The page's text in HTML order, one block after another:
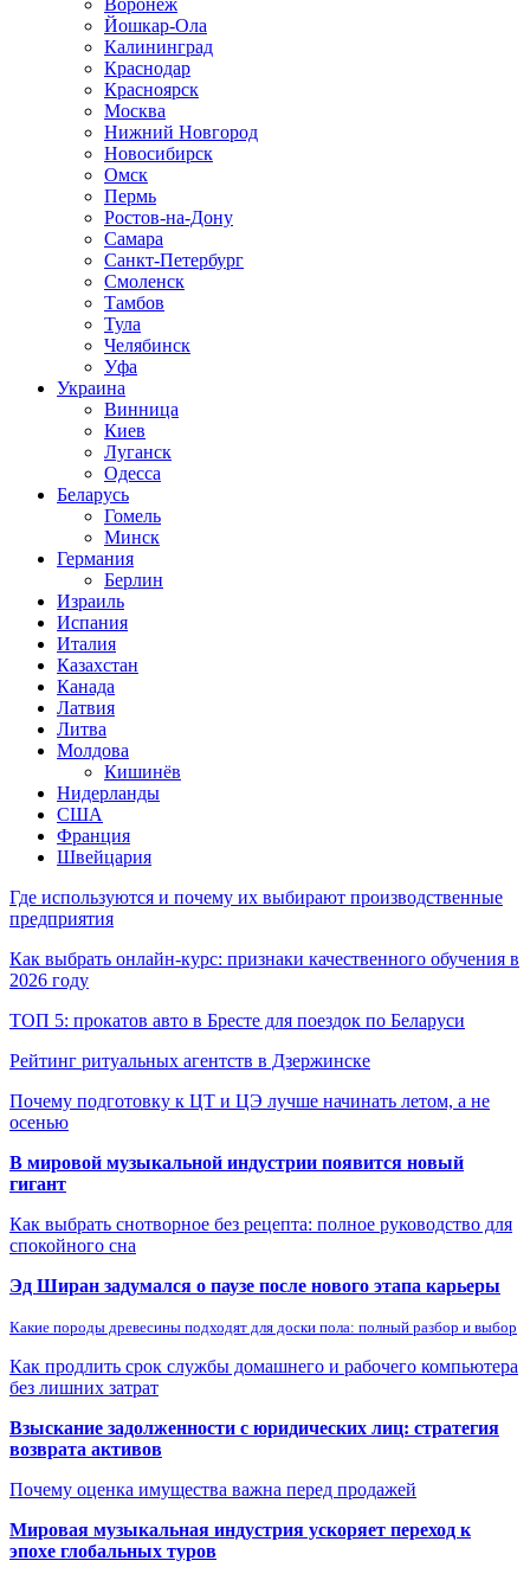
Воронеж
Йошкар-Ола
Калининград
Краснодар
Красноярск
Москва
Нижний Новгород
Новосибирск
Омск
Пермь
Ростов-на-Дону
Самара
Санкт-Петербург
Смоленск
Тамбов
Тула
Челябинск
Уфа
Украина
Винница
Киев
Луганск
Одесса
Беларусь
Гомель
Минск
Германия
Берлин
Израиль
Испания
Италия
Казахстан
Канада
Латвия
Литва
Молдова
Кишинёв
Нидерланды
США
Франция
Швейцария
Где используются и почему их выбирают производственные
предприятия
Как выбрать онлайн-курс: признаки качественного обучения в
2026 году
ТОП 5: прокатов авто в Бресте для поездок по Беларуси
Рейтинг ритуальных агентств в Дзержинске
Почему подготовку к ЦТ и ЦЭ лучше начинать летом, а не
осенью
В мировой музыкальной индустрии появится новый
гигант
Как выбрать снотворное без рецепта: полное руководство для
спокойного сна
Эд Ширан задумался о паузе после нового этапа карьеры
Какие породы древесины подходят для доски пола: полный разбор и выбор
Как продлить срок службы домашнего и рабочего компьютера
без лишних затрат
Взыскание задолженности с юридических лиц: стратегия
возврата активов
Почему оценка имущества важна перед продажей
Мировая музыкальная индустрия ускоряет переход к
эпохе глобальных туров